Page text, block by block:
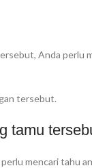
Anda perlu
tersebut.
tamu
mencari tahu